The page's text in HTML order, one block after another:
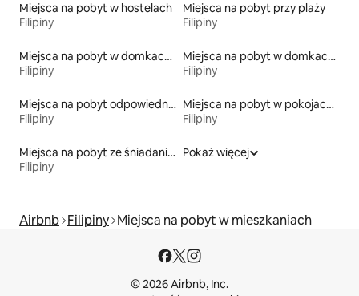
Miejsca na pobyt w hostelach
Filipiny
Miejsca na pobyt przy plaży
Filipiny
Miejsca na pobyt w domkach gościnnych
Filipiny
Miejsca na pobyt w domkach parterowych
Filipiny
Miejsca na pobyt odpowiednie dla rodzin
Filipiny
Miejsca na pobyt w pokojach prywatnych z łazienką
Filipiny
Miejsca na pobyt ze śniadaniem
Filipiny
Pokaż więcej
Airbnb Filipiny Miejsca na pobyt w mieszkaniach
© 2026 Airbnb, Inc.